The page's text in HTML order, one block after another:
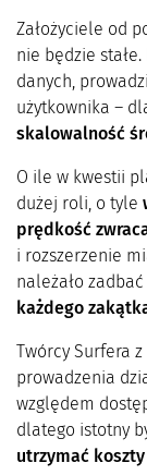
Założyciele od
nie będzie
danych,
użytkownika –
skalowalność
O ile w kwestii
dużej roli, o tyle
prędkość
i rozszerzenie
należało zadbać
każdego
Twórcy Surfera
prowadzenia
względem
dlatego istotny
utrzymać